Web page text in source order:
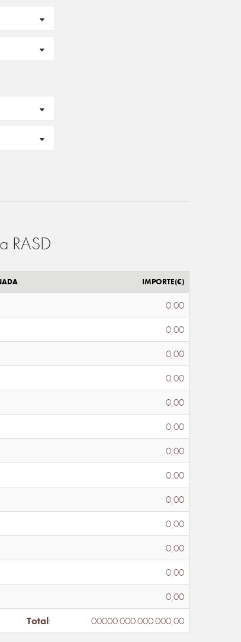
RASD
IMPORTE(€)
0,00
0,00
0,00
0,00
0,00
0,00
0,00
0,00
0,00
0,00
0,00
0,00
0,00
Total: 00000.000.000.000,00